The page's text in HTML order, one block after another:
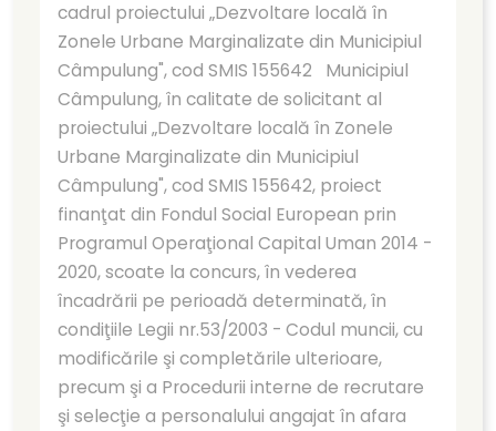
cadrul proiectului „Dezvoltare locală în
Zonele Urbane Marginalizate din Municipiul
Câmpulung", cod SMIS 155642 Municipiul
Câmpulung, în calitate de solicitant al
proiectului „Dezvoltare locală în Zonele
Urbane Marginalizate din Municipiul
Câmpulung", cod SMIS 155642, proiect
finanţat din Fondul Social European prin
Programul Operaţional Capital Uman 2014 -
2020, scoate la concurs, în vederea
încadrării pe perioadă determinată, în
condiţiile Legii nr.53/2003 - Codul muncii, cu
modificările şi completările ulterioare,
precum şi a Procedurii interne de recrutare
şi selecţie a personalului angajat în afara